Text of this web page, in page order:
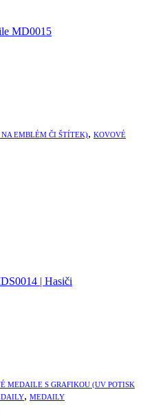
EMBLÉM ČI ŠTÍTEK), KOVOVÉ
MEDAILE S GRAFIKOU (UV POTISK
, MEDAILY